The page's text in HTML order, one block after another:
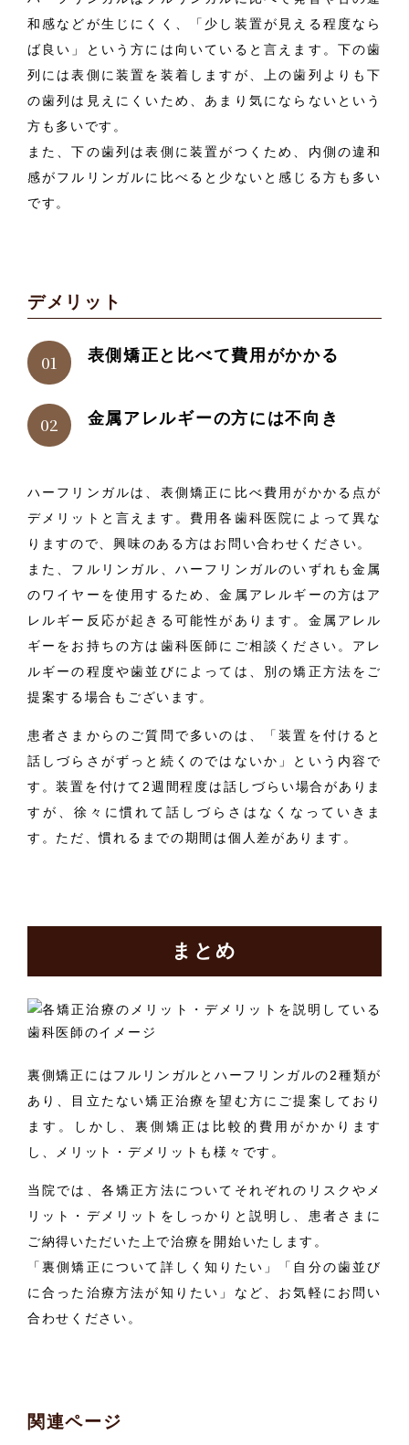
和感などが生じにくく、「少し装置が見える程度なら
ば良い」という方には向いていると言えます。下の歯
列には表側に装置を装着しますが、上の歯列よりも下
の歯列は見えにくいため、あまり気にならないという
方も多いです。
また、下の歯列は表側に装置がつくため、内側の違和
感がフルリンガルに比べると少ないと感じる方も多い
です。
デメリット
表側矯正と比べて費用がかかる
金属アレルギーの方には不向き
ハーフリンガルは、表側矯正に比べ費用がかかる点が
デメリットと言えます。費用各歯科医院によって異な
りますので、興味のある方はお問い合わせください。
また、フルリンガル、ハーフリンガルのいずれも金属
のワイヤーを使用するため、金属アレルギーの方はア
レルギー反応が起きる可能性があります。金属アレル
ギーをお持ちの方は歯科医師にご相談ください。アレ
ルギーの程度や歯並びによっては、別の矯正方法をご
提案する場合もございます。
患者さまからのご質問で多いのは、「装置を付けると
話しづらさがずっと続くのではないか」という内容で
す。装置を付けて2週間程度は話しづらい場合がありま
すが、徐々に慣れて話しづらさはなくなっていきま
す。ただ、慣れるまでの期間は個人差があります。
まとめ
裏側矯正にはフルリンガルとハーフリンガルの2種類が
あり、目立たない矯正治療を望む方にご提案しており
ます。しかし、裏側矯正は比較的費用がかかります
し、メリット・デメリットも様々です。
当院では、各矯正方法についてそれぞれのリスクやメ
リット・デメリットをしっかりと説明し、患者さまに
ご納得いただいた上で治療を開始いたします。
「裏側矯正について詳しく知りたい」「自分の歯並び
に合った治療方法が知りたい」など、お気軽にお問い
合わせください。
関連ページ